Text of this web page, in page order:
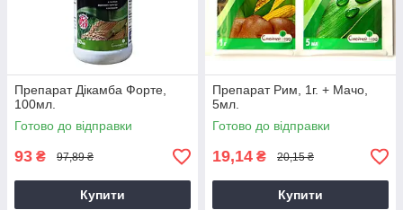
Препарат Дікамба Форте,
100мл.
Готово до відправки
93 ₴ 97,89 ₴
Купити
Препарат Рим, 1г. + Мачо,
5мл.
Готово до відправки
19,14 ₴ 20,15 ₴
Купити